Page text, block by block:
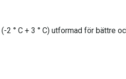
2 ° C + 3 ° C) utformad för